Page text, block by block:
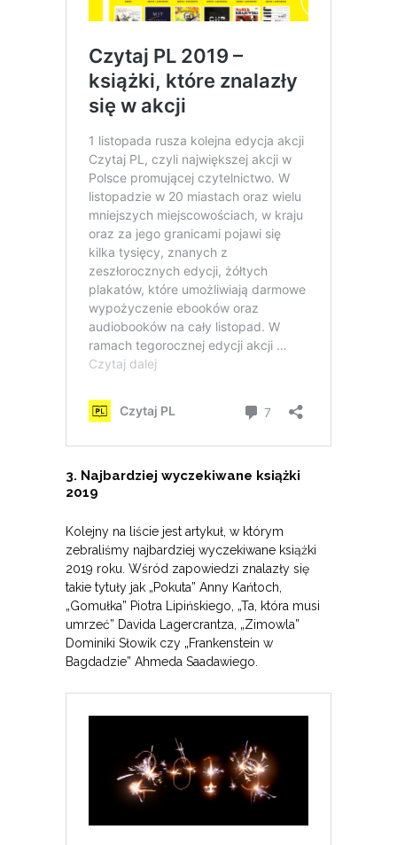
3. Najbardziej wyczekiwane książki
2019
Kolejny na liście jest artykuł, w którym
zebraliśmy najbardziej wyczekiwane książki
2019 roku. Wśród zapowiedzi znalazły się
takie tytuły jak „Pokuta” Anny Kańtoch,
„Gomułka” Piotra Lipińskiego, „Ta, która musi
umrzeć” Davida Lagercrantza, „Zimowla”
Dominiki Słowik czy „Frankenstein w
Bagdadzie” Ahmeda Saadawiego.